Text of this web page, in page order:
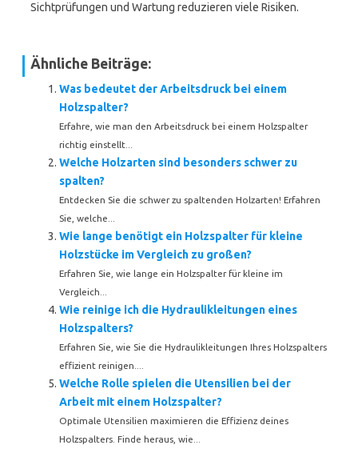
Sichtprüfungen und Wartung reduzieren viele Risiken.
Ähnliche Beiträge:
Was bedeutet der Arbeitsdruck bei einem
Holzspalter?
Erfahre, wie man den Arbeitsdruck bei einem Holzspalter
richtig einstellt...
Welche Holzarten sind besonders schwer zu
spalten?
Entdecken Sie die schwer zu spaltenden Holzarten! Erfahren
Sie, welche...
Wie lange benötigt ein Holzspalter für kleine
Holzstücke im Vergleich zu großen?
Erfahren Sie, wie lange ein Holzspalter für kleine im
Vergleich...
Wie reinige ich die Hydraulikleitungen eines
Holzspalters?
Erfahren Sie, wie Sie die Hydraulikleitungen Ihres Holzspalters
effizient reinigen....
Welche Rolle spielen die Utensilien bei der
Arbeit mit einem Holzspalter?
Optimale Utensilien maximieren die Effizienz deines
Holzspalters. Finde heraus, wie...